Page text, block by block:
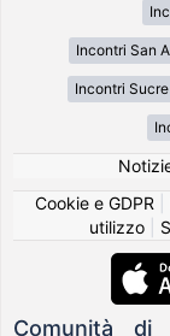
Incontri San
Incontri Sucre
Cookie e GDPR
utilizzo|
Comunità di